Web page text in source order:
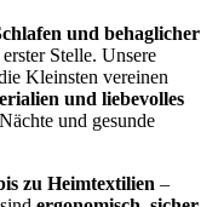
und behaglicher
Stelle. Unsere
Kleinsten vereinen
und liebevolles
und gesunde
zu Heimtextilien –